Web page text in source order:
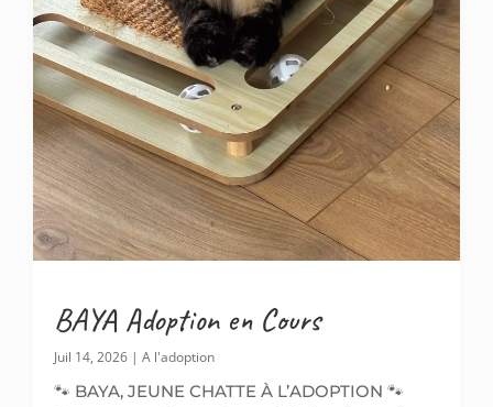
BAYA Adoption en Cours
Juil 14, 2026 | A l'adoption
🐾 BAYA, JEUNE CHATTE À L’ADOPTION 🐾